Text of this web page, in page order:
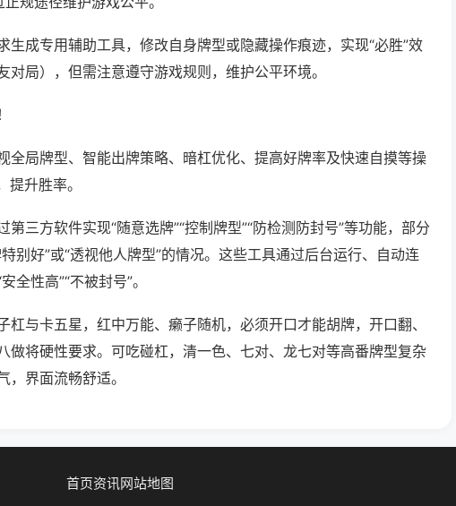
生成专用辅助工具，修改自身牌型或隐藏操作痕迹，实现“必胜”效
对局），但需注意遵守游戏规则，维护公平环境。
全局牌型、智能出牌策略、暗杠优化、提高好牌率及快速自摸等操
升胜率。
三方软件实现“随意选牌”“控制牌型”“防检测防封号”等功能，部分
别好”或“透视他人牌型”的情况。这些工具通过后台运行、自动连
全性高”“不被封号”。
杠与卡五星，红中万能、癞子随机，必须开口才能胡牌，开口翻、
做将硬性要求。可吃碰杠，清一色、七对、龙七对等高番牌型复杂
界面流畅舒适。
首页资讯网站地图